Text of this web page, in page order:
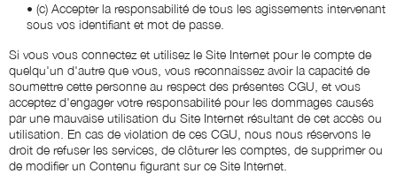
• (c) Accepter la responsabilité de tous les agissements intervenant
sous vos identifiant et mot de passe.
Si vous vous connectez et utilisez le Site Internet pour le compte de
quelqu'un d'autre que vous, vous reconnaissez avoir la capacité de
soumettre cette personne au respect des présentes CGU, et vous
acceptez d'engager votre responsabilité pour les dommages causés
par une mauvaise utilisation du Site Internet résultant de cet accès ou
utilisation. En cas de violation de ces CGU, nous nous réservons le
droit de refuser les services, de clôturer les comptes, de supprimer ou
de modifier un Contenu figurant sur ce Site Internet.